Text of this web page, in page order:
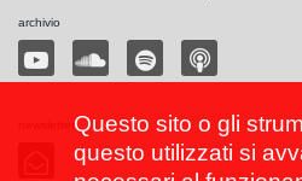
archivio
Questo sito o gli
questo utilizzati si